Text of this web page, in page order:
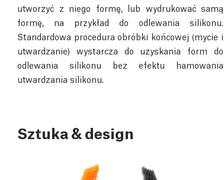
utworzyć z niego formę, lub wydrukować samą
formę, na przykład do odlewania silikonu.
Standardowa procedura obróbki końcowej (mycie i
utwardzanie) wystarcza do uzyskania form do
odlewania silikonu bez efektu hamowania
utwardzania silikonu.
Sztuka & design